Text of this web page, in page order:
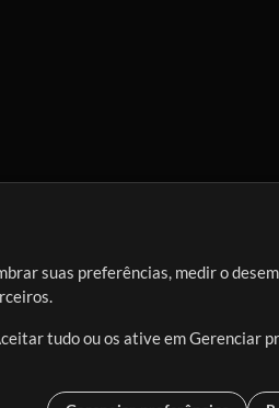
suas preferências, medir o
tudo ou os ative em Gerenciar